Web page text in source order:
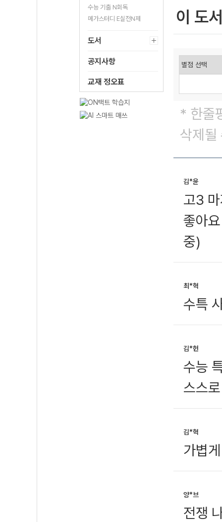
수능 기출 N회독
메가스터디 E실전N제
도서
공지사항
교재 정오표
이 도
* 한줄
삭제될
김*윤
고3
좋아
중)
최*혁
수특
김*헌
수능
스스
김*혁
가볍
양*브
전쟁